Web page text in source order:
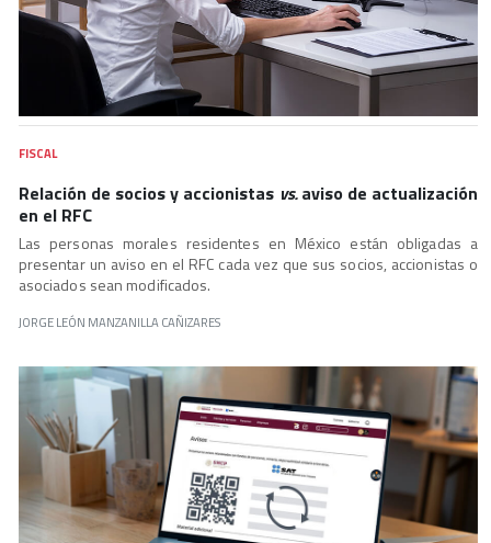
FISCAL
Relación de socios y accionistas vs.aviso de actualización
en el RFC
Las personas morales residentes en México están obligadas a
presentar un aviso en el RFC cada vez que sus socios, accionistas o
asociados sean modificados.
JORGE LEÓN MANZANILLA CAÑIZARES